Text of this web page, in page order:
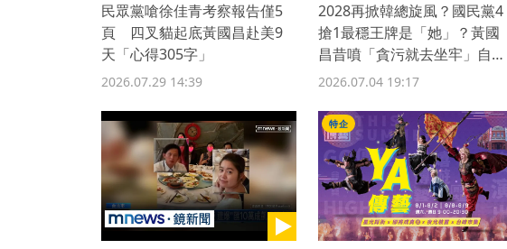
民眾黨嗆徐佳青考察報告僅5
頁 四叉貓起底黃國昌赴美9
天「心得305字」
2026.07.29 14:39
2028再掀韓總旋風？國民黨4
搶1最穩王牌是「她」？黃國
昌昔噴「貪污就去坐牢」自打
臉？ 「咆哮帝」前後超反差
2026.07.04 19:17
特企